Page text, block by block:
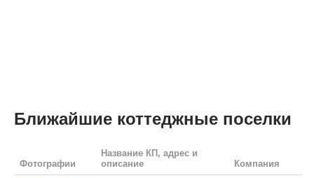
Ближайшие коттеджные поселки
Фотографии
Название КП, адрес и
описание
Компания